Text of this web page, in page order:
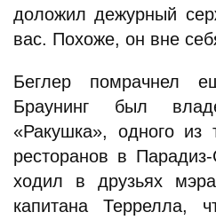
доложил дежурный
вас. Похоже, он вне
Беглер помрачнел
Браунинг был
«Ракушка», одного из
ресторанов в
ходил в друзьях
капитана Террелла,